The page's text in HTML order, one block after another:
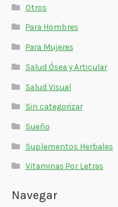
Otros
Para Hombres
Para Mujeres
Salud Ósea y Articular
Salud Visual
Sin categorizar
Sueño
Suplementos Herbales
Vitaminas Por Letras
Navegar